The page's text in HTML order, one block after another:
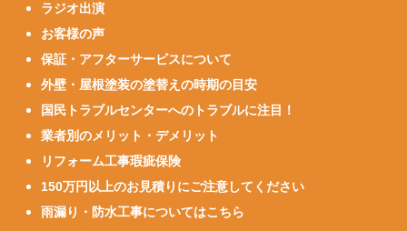
ラジオ出演
お客様の声
保証・アフターサービスについて
外壁・屋根塗装の塗替えの時期の目安
国民トラブルセンターへのトラブルに注目！
業者別のメリット・デメリット
リフォーム工事瑕疵保険
150万円以上のお見積りにご注意してください
雨漏り・防水工事についてはこちら